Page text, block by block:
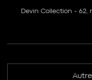
Devin Collection - 62,